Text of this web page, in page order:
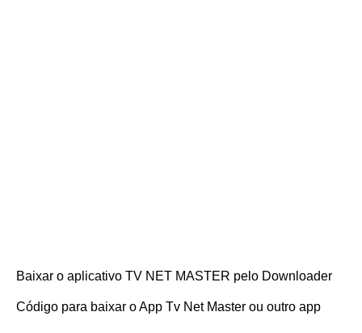
Baixar o aplicativo TV NET MASTER pelo Downloader
Código para baixar o App Tv Net Master ou outro app